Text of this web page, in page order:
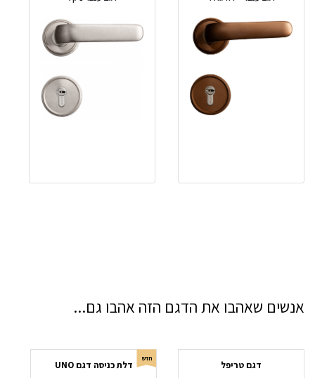
אנשים שאהבו את הדגם הזה אהבו גם...
דגם טריפל
חדש
דלת כניסה דגם UNO